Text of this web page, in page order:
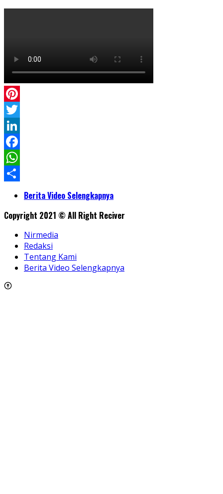
Pinterest
Twitter
LinkedIn
Facebook
WhatsApp
ShareBerita Video Selengkapnya
Copyright 2021 © All Right Reciver
Nirmedia
Redaksi
Tentang Kami
Berita Video Selengkapnya